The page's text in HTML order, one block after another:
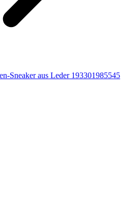
Sneaker aus Leder 193301985545